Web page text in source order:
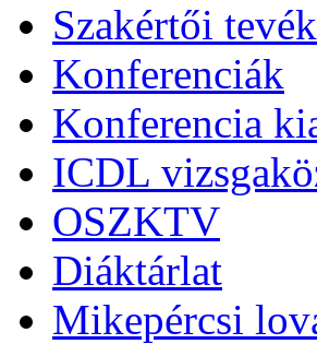
Szakértői
Konferenciák
Konferencia
ICDL
OSZKTV
Diáktárlat
Mikepércsi